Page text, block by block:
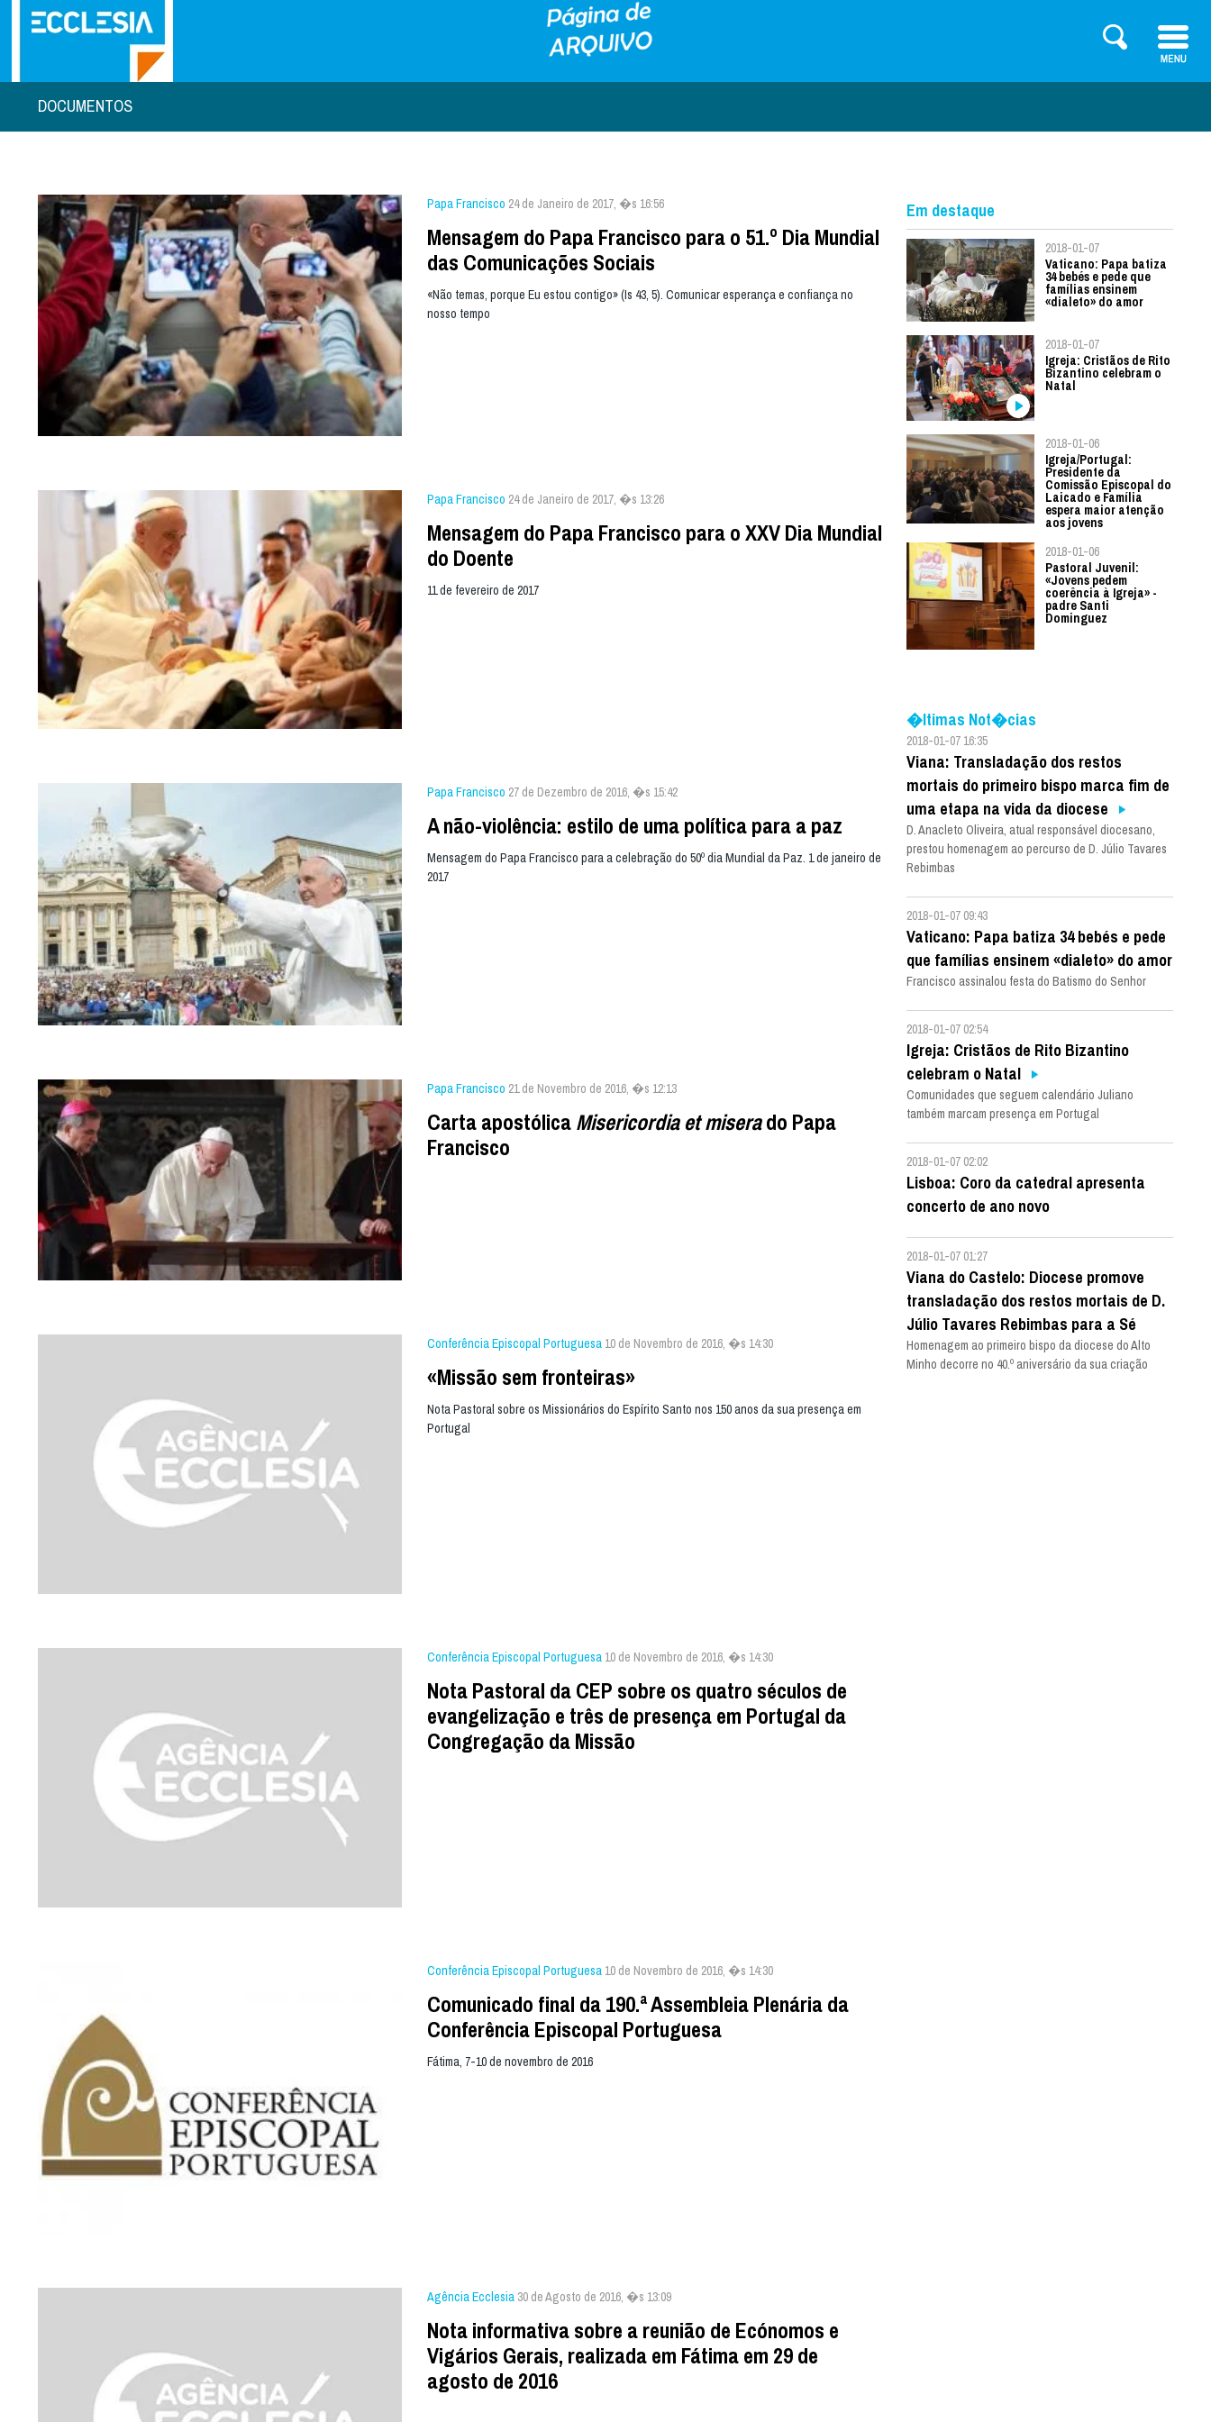
DOCUMENTOS
Papa Francisco 24 de Janeiro de 2017, �s 16:56
Mensagem do Papa Francisco para o 51.º Dia Mundial
das Comunicações Sociais
«Não temas, porque Eu estou contigo» (Is 43, 5). Comunicar esperança e confiança no
nosso tempo
Papa Francisco 24 de Janeiro de 2017, �s 13:26
Mensagem do Papa Francisco para o XXV Dia Mundial
do Doente
11 de fevereiro de 2017
Papa Francisco 27 de Dezembro de 2016, �s 15:42
A não-violência: estilo de uma política para a paz
Mensagem do Papa Francisco para a celebração do 50º dia Mundial da Paz. 1 de janeiro de
2017
Papa Francisco 21 de Novembro de 2016, �s 12:13
Carta apostólicaMisericordia et miserado Papa
Francisco
Conferência Episcopal Portuguesa 10 de Novembro de 2016, �s 14:30
«Missão sem fronteiras»
Nota Pastoral sobre os Missionários do Espírito Santo nos 150 anos da sua presença em
Portugal
Conferência Episcopal Portuguesa 10 de Novembro de 2016, �s 14:30
Nota Pastoral da CEP sobre os quatro séculos de
evangelização e três de presença em Portugal da
Congregação da Missão
Conferência Episcopal Portuguesa 10 de Novembro de 2016, �s 14:30
Comunicado final da 190.ª Assembleia Plenária da
Conferência Episcopal Portuguesa
Fátima, 7-10 de novembro de 2016
Agência Ecclesia 30 de Agosto de 2016, �s 13:09
Nota informativa sobre a reunião de Ecónomos e
Vigários Gerais, realizada em Fátima em 29 de
agosto de 2016
Em destaque
2018-01-07
Vaticano: Papa batiza
34 bebés e pede que
famílias ensinem
«dialeto» do amor
2018-01-07
Igreja: Cristãos de Rito
Bizantino celebram o
Natal
2018-01-06
Igreja/Portugal:
Presidente da
Comissão Episcopal do
Laicado e Família
espera maior atenção
aos jovens
2018-01-06
Pastoral Juvenil:
«Jovens pedem
coerência à Igreja» -
padre Santi
Dominguez
�ltimas Not�cias
2018-01-07 16:35
Viana: Transladação dos restos
mortais do primeiro bispo marca fim de
uma etapa na vida da diocese
D. Anacleto Oliveira, atual responsável diocesano,
prestou homenagem ao percurso de D. Júlio Tavares
Rebimbas
2018-01-07 09:43
Vaticano: Papa batiza 34 bebés e pede
que famílias ensinem «dialeto» do amor
Francisco assinalou festa do Batismo do Senhor
2018-01-07 02:54
Igreja: Cristãos de Rito Bizantino
celebram o Natal
Comunidades que seguem calendário Juliano
também marcam presença em Portugal
2018-01-07 02:02
Lisboa: Coro da catedral apresenta
concerto de ano novo
2018-01-07 01:27
Viana do Castelo: Diocese promove
transladação dos restos mortais de D.
Júlio Tavares Rebimbas para a Sé
Homenagem ao primeiro bispo da diocese do Alto
Minho decorre no 40.º aniversário da sua criação